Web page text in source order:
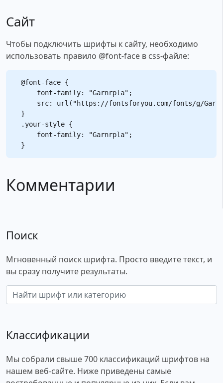
Сайт
Чтобы подключить шрифты к сайту, необходимо
использовать правило @font-face в css-файле:
@font-face {
    font-family: "Garnrpla";
src: url("https://fontsforyou.com/fonts/g/
}
.your-style {
    font-family: "Garnrpla";
Комментарии
Поиск
Мгновенный поиск шрифта. Просто введите текст, и
вы сразу получите результаты.
Классификации
Мы собрали свыше 700 классификаций шрифтов на
нашем веб-сайте. Ниже приведены самые